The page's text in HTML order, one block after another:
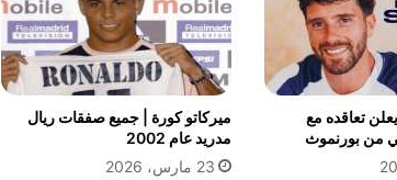
تعاقده مع
من بورنموث
ميركاتو كورة | جميع صفقات ريال
مدريد عام 2002
23 مارس، 2026